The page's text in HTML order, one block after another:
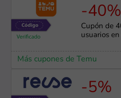
-40%
Cupón de
usuarios
Más cupones de Temu
-5%